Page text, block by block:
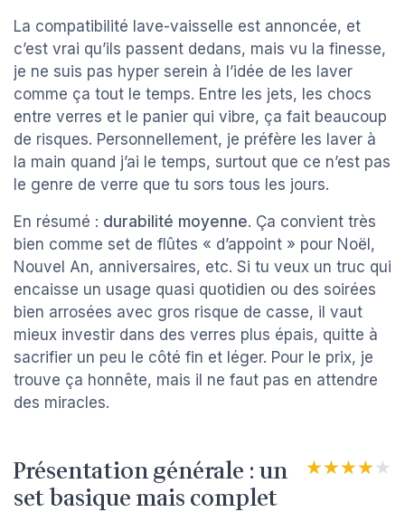
La compatibilité lave-vaisselle est annoncée, et
c’est vrai qu’ils passent dedans, mais vu la finesse,
je ne suis pas hyper serein à l’idée de les laver
comme ça tout le temps. Entre les jets, les chocs
entre verres et le panier qui vibre, ça fait beaucoup
de risques. Personnellement, je préfère les laver à
la main quand j’ai le temps, surtout que ce n’est pas
le genre de verre que tu sors tous les jours.
En résumé : durabilité moyenne. Ça convient très
bien comme set de flûtes « d’appoint » pour Noël,
Nouvel An, anniversaires, etc. Si tu veux un truc qui
encaisse un usage quasi quotidien ou des soirées
bien arrosées avec gros risque de casse, il vaut
mieux investir dans des verres plus épais, quitte à
sacrifier un peu le côté fin et léger. Pour le prix, je
trouve ça honnête, mais il ne faut pas en attendre
des miracles.
Présentation générale : un
set basique mais complet
★★★★★
★★★★★